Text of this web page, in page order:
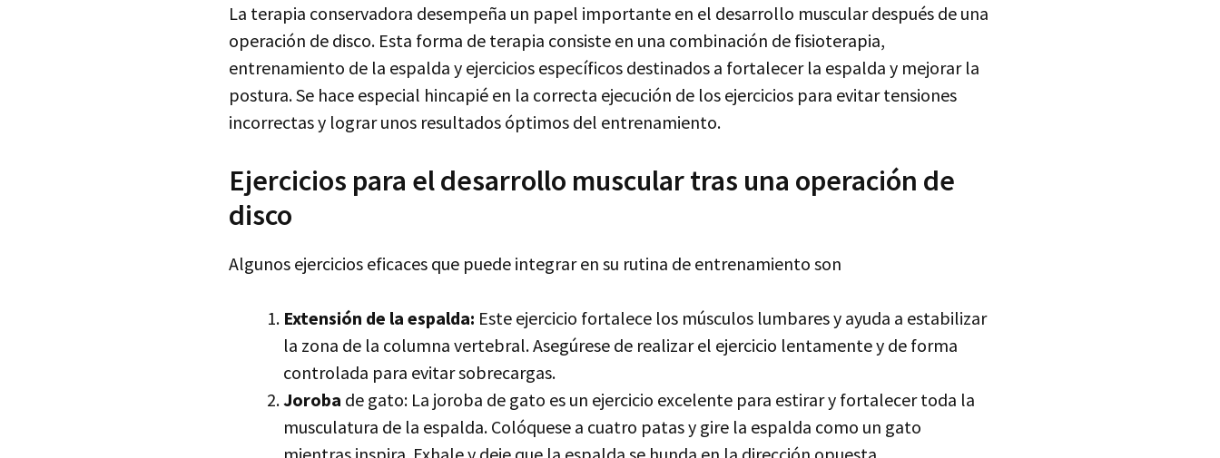
La terapia conservadora desempeña un papel importante en el desarrollo muscular después de una
operación de disco. Esta forma de terapia consiste en una combinación de fisioterapia,
entrenamiento de la espalda y ejercicios específicos destinados a fortalecer la espalda y mejorar la
postura. Se hace especial hincapié en la correcta ejecución de los ejercicios para evitar tensiones
incorrectas y lograr unos resultados óptimos del entrenamiento.
Ejercicios para el desarrollo muscular tras una operación de
disco
Algunos ejercicios eficaces que puede integrar en su rutina de entrenamiento son
Extensión de la espalda: Este ejercicio fortalece los músculos lumbares y ayuda a estabilizar
la zona de la columna vertebral. Asegúrese de realizar el ejercicio lentamente y de forma
controlada para evitar sobrecargas.
Joroba de gato: La joroba de gato es un ejercicio excelente para estirar y fortalecer toda la
musculatura de la espalda. Colóquese a cuatro patas y gire la espalda como un gato